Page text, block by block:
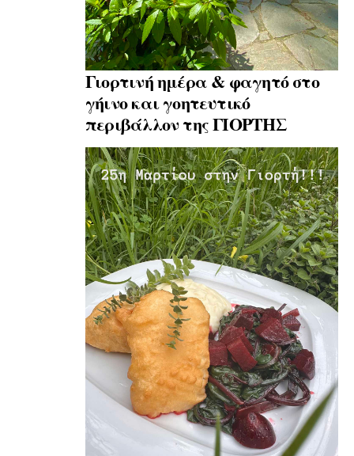
Γιορτινή ημέρα & φαγητό στο
γήινο και γοητευτικό
περιβάλλον της ΓΙΟΡΤΗΣ